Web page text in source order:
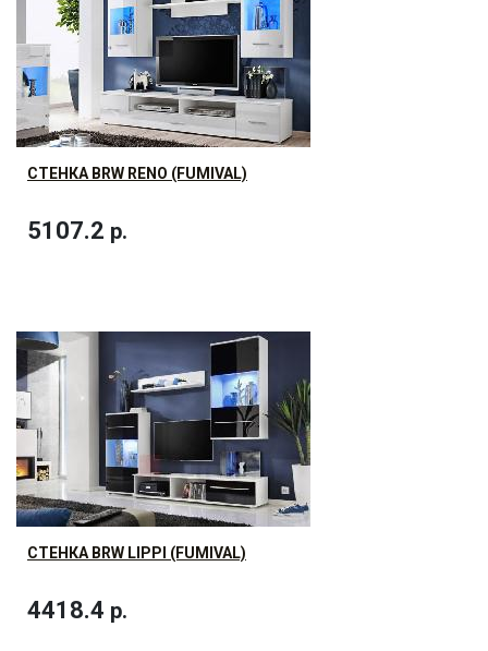
СТЕНКА BRW RENO (FUMIVAL)
5107.2 р.
СТЕНКА BRW LIPPI (FUMIVAL)
4418.4 р.